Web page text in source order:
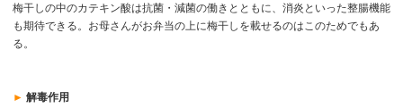
梅干しの中のカテキン酸は抗菌・減菌の働きとともに、消炎といった整腸機能
も期待できる。お母さんがお弁当の上に梅干しを載せるのはこのためでもあ
る。
► 解毒作用